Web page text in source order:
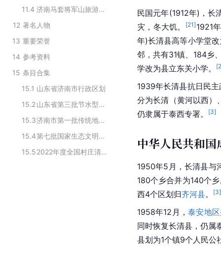
11.4
济南马套将军山旅游度假村
12 著名人物
13 重要荣誉
14 参考资料
15 条目合集
15.1 山东省济南市行政区划
15.2
山东省第三批节水型社会建设达标县（区）名单
15.3
济南市第一批传统地名保护名录
15.4
第七批国家生态文明建设示范区
15.5
2022年度全国村庄清洁行动先进县
民国元年(1912年)，长
灾，冬大饥。
[21] 1921
年)长清县高等小学堂
邻，共有31镇、184乡
学改为县立东关小学。
[
1939年长清县抗日民
分为长清（黄河以西）
仍隶属于泰西专署。
[3]
中华人民共和国
1950年5月，长清县与
180个乡合并为140个
西4个区划归齐河县。 [3]
1958年12月，泰安地区
同时恢复长清县，仍属
县划为1个镇9个人民公